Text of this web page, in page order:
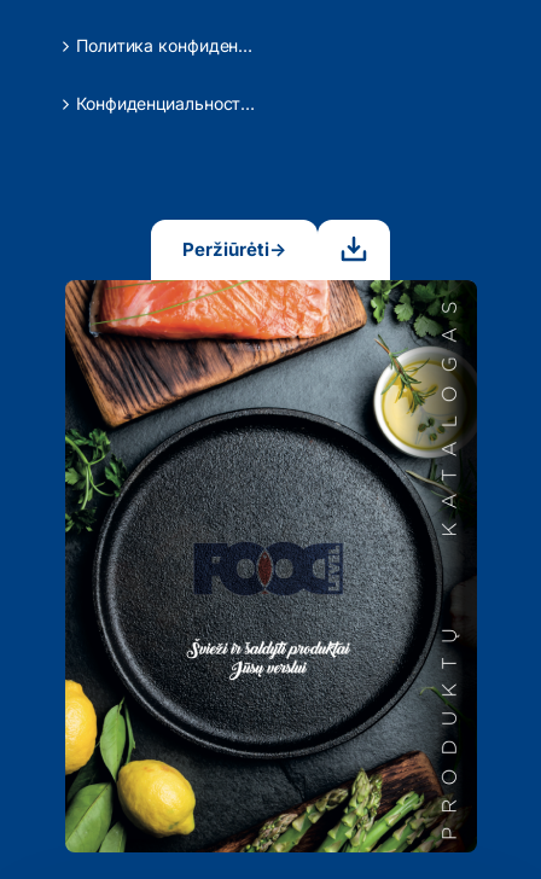
Политика конфиденциальности
Конфиденциальность данных
Peržiūrėti→